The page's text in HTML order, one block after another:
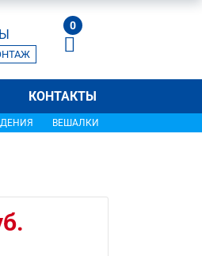
0
КОНТАКТЫ
ВЕШАЛКИ